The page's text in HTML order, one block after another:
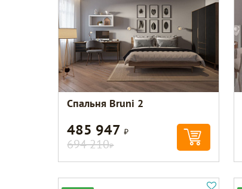
Спальня Bruni 2
485 947Р
694 210Р